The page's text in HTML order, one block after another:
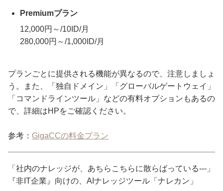
Premiumプラン
12,000円～/10ID/月
280,000円～/1,000ID/月
プランごとに提供される機能が異なるので、注意しましょ
う。また、「独自ドメイン」「グローバルゲートウェイ」
「コマンドラインツール」などの有料オプションもあるの
で、詳細はHPをご確認ください。
参考： GigaCCの料金プラン
「社内のナレッジが、あちらこちらに散らばっている---」
『非IT企業』向けの、AIナレッジツール「ナレカン」